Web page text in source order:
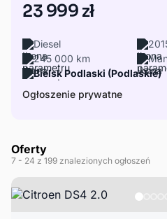
23 999 zł
Diesel
245 000 km
Bielsk Podlaski (Podlaskie)
Ogłoszenie prywatne
Oferty
7 - 24 z 199 znalezionych ogłoszeń